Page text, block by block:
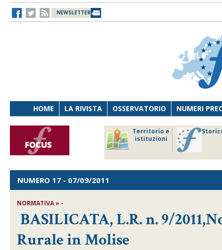
NEWSLETTER
HOME LA RIVISTA OSSERVATORIO NUMERI
Territorio e
istituzioni
NUMERO 17 - 07/09/2011
NORMATIVA » -
BASILICATA, L.R. n. 9/
Rurale in Molise